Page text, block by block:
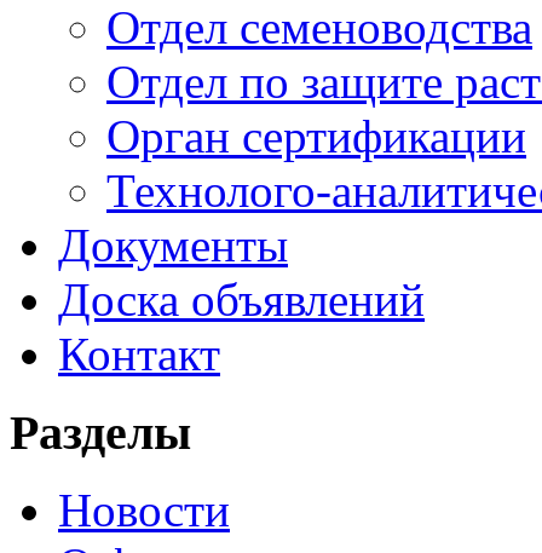
Отдел семеноводства
Отдел по защите
Орган сертификации
Технолого-
Документы
Доска объявлений
Контакт
Разделы
Новости